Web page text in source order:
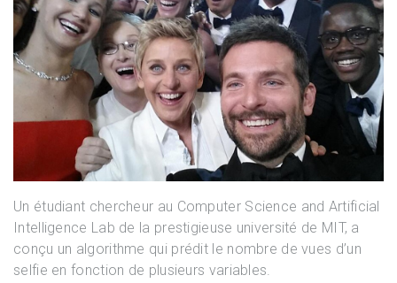
Un étudiant chercheur au Computer Science and Artificial
Intelligence Lab de la prestigieuse université de MIT, a
conçu un algorithme qui prédit le nombre de vues d’un
selfie en fonction de plusieurs variables.